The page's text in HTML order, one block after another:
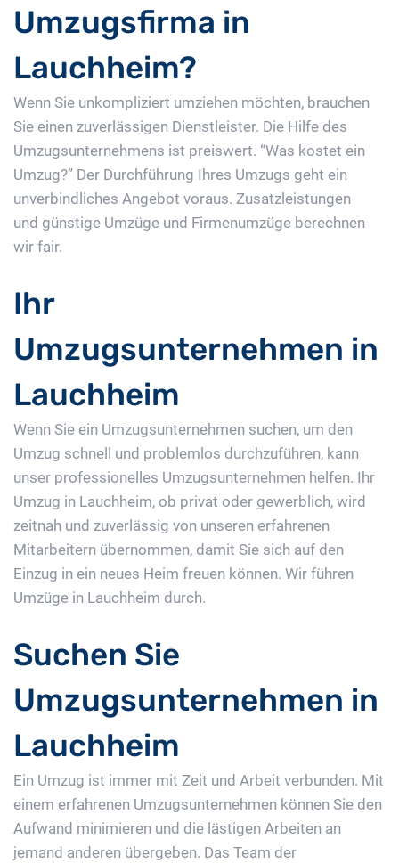
Umzugsfirma in
Lauchheim?
Wenn Sie unkompliziert umziehen möchten, brauchen
Sie einen zuverlässigen Dienstleister. Die Hilfe des
Umzugsunternehmens ist preiswert. “Was kostet ein
Umzug?” Der Durchführung Ihres Umzugs geht ein
unverbindliches Angebot voraus. Zusatzleistungen
und günstige Umzüge und Firmenumzüge berechnen
wir fair.
Ihr
Umzugsunternehmen in
Lauchheim
Wenn Sie ein Umzugsunternehmen suchen, um den
Umzug schnell und problemlos durchzuführen, kann
unser professionelles Umzugsunternehmen helfen. Ihr
Umzug in Lauchheim, ob privat oder gewerblich, wird
zeitnah und zuverlässig von unseren erfahrenen
Mitarbeitern übernommen, damit Sie sich auf den
Einzug in ein neues Heim freuen können. Wir führen
Umzüge in Lauchheim durch.
Suchen Sie
Umzugsunternehmen in
Lauchheim
Ein Umzug ist immer mit Zeit und Arbeit verbunden. Mit
einem erfahrenen Umzugsunternehmen können Sie den
Aufwand minimieren und die lästigen Arbeiten an
jemand anderen übergeben. Das Team der